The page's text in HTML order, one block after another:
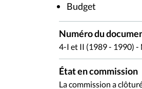
Budget
Numéro du
4-I et II (1989 - 1990) -
État en commission
La commission a